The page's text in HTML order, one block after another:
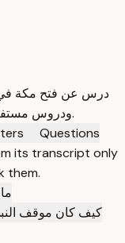
درس عن فتح مكة في
ودروس مستفادة من حياة النبي محمد صلى الله عليه وسلم.
Questions
its transcript only
them.
كيف كان موقف